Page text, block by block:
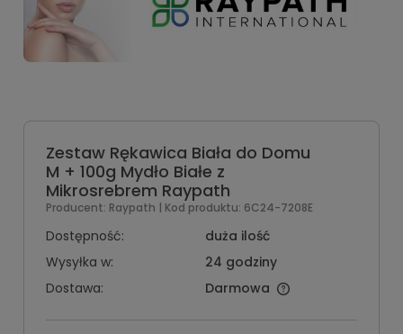
Zestaw Rękawica Biała do Domu
M + 100g Mydło Białe z
Mikrosrebrem Raypath
Producent: Raypath | Kod produktu: 6C24-7208E
Dostępność:
duża ilość
Wysyłka w:
24 godziny
Dostawa:
Darmowa